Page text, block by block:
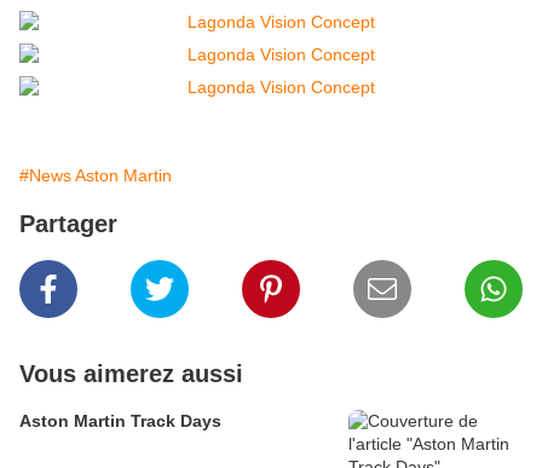
#News Aston Martin
Partager
Vous aimerez aussi
Aston Martin Track Days